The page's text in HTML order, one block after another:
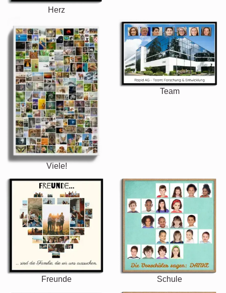
Herz
Viele!
Team
Freunde Schule